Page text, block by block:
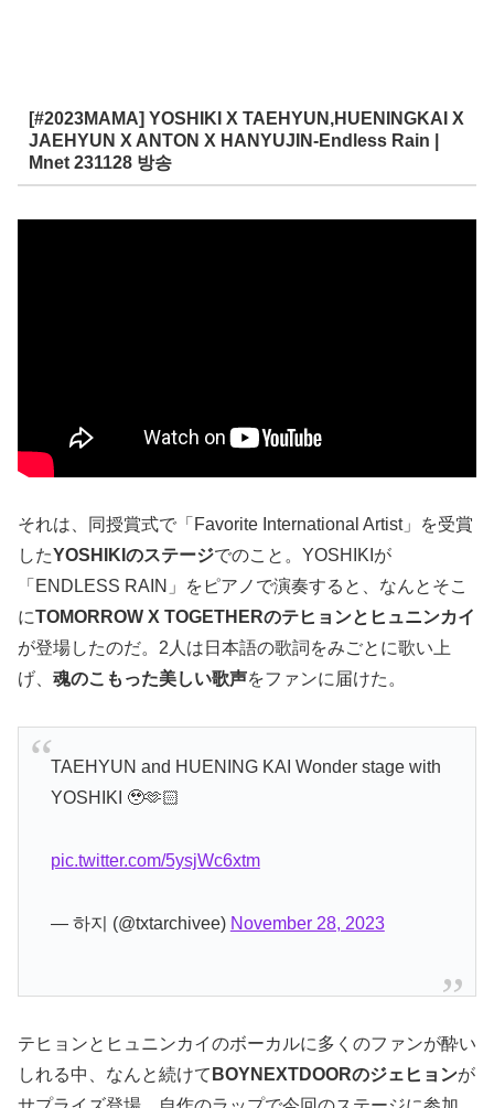
[#2023MAMA] YOSHIKI X TAEHYUN,HUENINGKAI X
JAEHYUN X ANTON X HANYUJIN-Endless Rain |
Mnet 231128 방송
それは、同授賞式で「Favorite International Artist」を受賞
したYOSHIKIのステージでのこと。YOSHIKIが
「ENDLESS RAIN」をピアノで演奏すると、なんとそこ
にTOMORROW X TOGETHERのテヒョンとヒュニンカイ
が登場したのだ。2人は日本語の歌詞をみごとに歌い上
げ、 魂のこもった美しい歌声をファンに届けた。
TAEHYUN and HUENING KAI Wonder stage with
YOSHIKI 🥹🫶🏻
pic.twitter.com/5ysjWc6xtm
— 하지 (@txtarchivee) November 28, 2023
テヒョンとヒュニンカイのボーカルに多くのファンが酔い
しれる中、なんと続けて BOYNEXTDOORのジェヒョンが